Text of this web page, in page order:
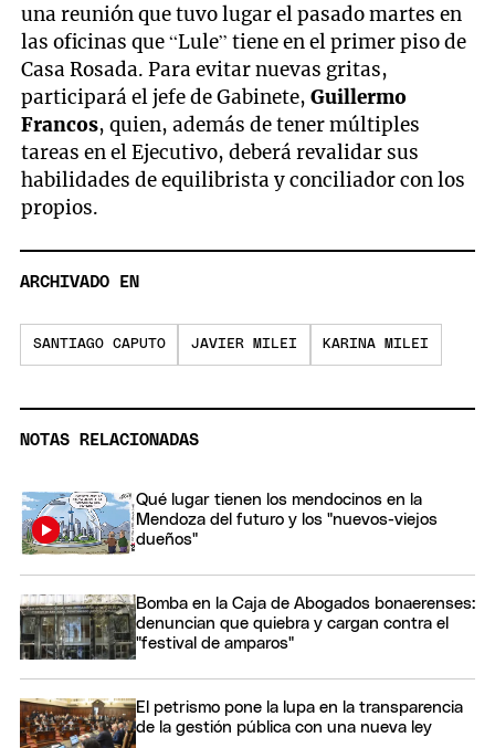
una reunión que tuvo lugar el pasado martes en
las oficinas que “Lule” tiene en el primer piso de
Casa Rosada. Para evitar nuevas gritas,
participará el jefe de Gabinete, Guillermo
Francos, quien, además de tener múltiples
tareas en el Ejecutivo, deberá revalidar sus
habilidades de equilibrista y conciliador con los
propios.
ARCHIVADO EN
SANTIAGO CAPUTO JAVIER MILEI KARINA MILEI
NOTAS RELACIONADAS
Qué lugar tienen los mendocinos en la
Mendoza del futuro y los "nuevos-viejos
dueños"
Bomba en la Caja de Abogados bonaerenses:
denuncian que quiebra y cargan contra el
"festival de amparos"
El petrismo pone la lupa en la transparencia
de la gestión pública con una nueva ley